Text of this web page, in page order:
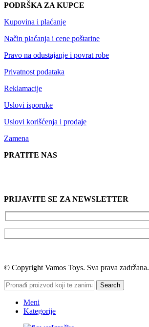
PODRŠKA ZA KUPCE
Kupovina i plaćanje
Način plaćanja i cene poštarine
Pravo na odustajanje i povrat robe
Privatnost podataka
Reklamacije
Uslovi isporuke
Uslovi korišćenja i prodaje
Zamena
PRATITE NAS
PRIJAVITE SE ZA NEWSLETTER
© Copyright Vamos Toys. Sva prava zadržana.
Search
Meni
Kategorije